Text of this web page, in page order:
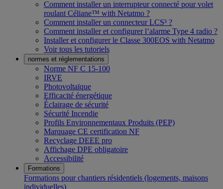
Comment installer un interrupteur connecté pour volet
roulant Céliane™ with Netatmo ?
Comment installer un connecteur LCS³ ?
Comment installer et configurer l’alarme Type 4 radio ?
Installer et configurer le Classe 300EOS with Netatmo
Voir tous les tutoriels
normes et réglementations
Norme NF C 15-100
IRVE
Photovoltaïque
Efficacité énergétique
Éclairage de sécurité
Sécurité Incendie
Profils Environnementaux Produits (PEP)
Marquage CE certification NF
Recyclage DEEE pro
Affichage DPE obligatoire
Accessibilité
Formations
Formations pour chantiers résidentiels (logements, maisons
individuelles)